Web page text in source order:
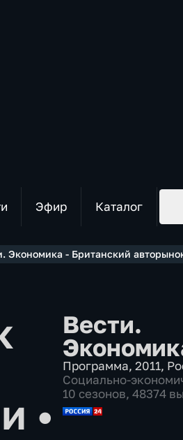
Эфир Каталог
Экономика - Британский
•
Вести.
Программа, 2011,
Социально-
10 сезонов, 48374